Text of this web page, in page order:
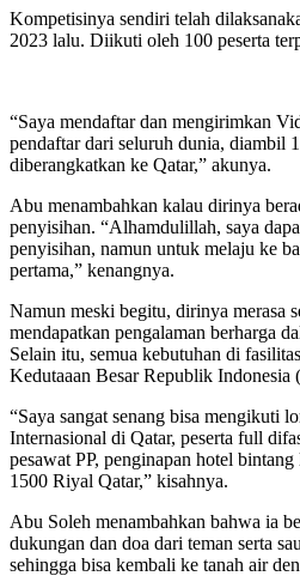
Kompetisinya sendiri telah
2023 lalu. Diikuti oleh 100 peserta
“Saya mendaftar dan mengirimkan
pendaftar dari seluruh dunia, diambil
diberangkatkan ke Qatar,” akunya.
Abu menambahkan kalau dirinya
penyisihan. “Alhamdulillah, saya
penyisihan, namun untuk melaju ke
pertama,” kenangnya.
Namun meski begitu, dirinya merasa
mendapatkan pengalaman berharga
Selain itu, semua kebutuhan di
Kedutaaan Besar Republik
“Saya sangat senang bisa mengikuti
Internasional di Qatar, peserta full
pesawat PP, penginapan hotel
1500 Riyal Qatar,” kisahnya.
Abu Soleh menambahkan bahwa ia
dukungan dan doa dari teman serta
sehingga bisa kembali ke tanah air